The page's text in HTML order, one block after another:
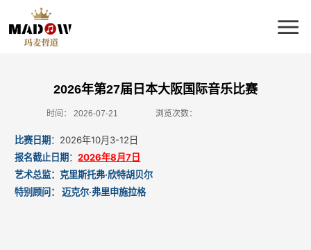
2026年第27届日本大阪国际音乐比赛
时间： 2026-07-21 浏览次数：
比赛日期：2026年10月3-12日
报名截止日期：2026年8月7日
艺术总监：克里斯托弗·欣特胡贝尔
特别顾问： 迈克尔·弗里申施拉格